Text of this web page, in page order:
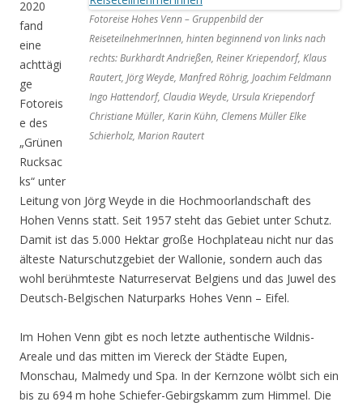
Fotoreise Hohes Venn – Gruppenbild der
ReiseteilnehmerInnen, hinten beginnend von links nach
rechts: Burkhardt Andrießen, Reiner Kriependorf, Klaus
Rautert, Jörg Weyde, Manfred Röhrig, Joachim Feldmann
Ingo Hattendorf, Claudia Weyde, Ursula Kriependorf
Christiane Müller, Karin Kühn, Clemens Müller Elke
Schierholz, Marion Rautert
2020
fand
eine
achttägi
ge
Fotoreis
e des
„Grünen
Rucksac
ks“ unter
Leitung von Jörg Weyde in die Hochmoorlandschaft des
Hohen Venns statt. Seit 1957 steht das Gebiet unter Schutz.
Damit ist das 5.000 Hektar große Hochplateau nicht nur das
älteste Naturschutzgebiet der Wallonie, sondern auch das
wohl berühmteste Naturreservat Belgiens und das Juwel des
Deutsch-Belgischen Naturparks Hohes Venn – Eifel.
Im Hohen Venn gibt es noch letzte authentische Wildnis-
Areale und das mitten im Viereck der Städte Eupen,
Monschau, Malmedy und Spa. In der Kernzone wölbt sich ein
bis zu 694 m hohe Schiefer-Gebirgskamm zum Himmel. Die